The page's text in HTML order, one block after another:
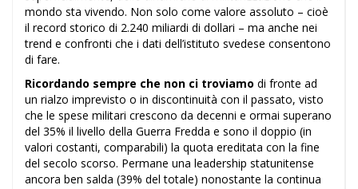
mondo sta vivendo. Non solo come valore assoluto – cioè
il record storico di 2.240 miliardi di dollari – ma anche nei
trend e confronti che i dati dell’istituto svedese consentono
di fare.
Ricordando sempre che non ci troviamo di fronte ad
un rialzo imprevisto o in discontinuità con il passato, visto
che le spese militari crescono da decenni e ormai superano
del 35% il livello della Guerra Fredda e sono il doppio (in
valori costanti, comparabili) la quota ereditata con la fine
del secolo scorso. Permane una leadership statunitense
ancora ben salda (39% del totale) nonostante la continua